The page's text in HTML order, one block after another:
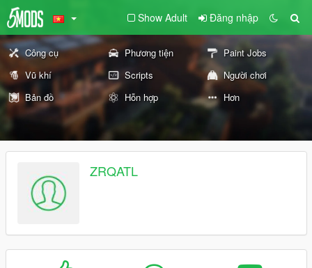
Show Adult Đăng nhập
Công cụ Phương tiện
Paint Jobs
Vũ khí
Scripts
Người chơi
Bản đồ
Hỗn hợp Hơn
ZRQATL